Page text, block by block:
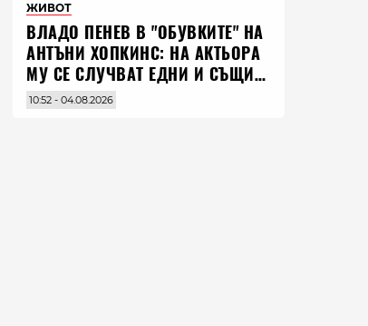
ЖИВОТ
ВЛАДO ПЕНЕВ В "ОБУВКИТЕ" НА
АНТЪНИ ХОПКИНС: НА АКТЬОРА
МУ СЕ СЛУЧВАТ ЕДНИ И СЪЩИ
НЕЩА ПО ЦЕЛИЯ СВЯТ
10:52 - 04.08.2026